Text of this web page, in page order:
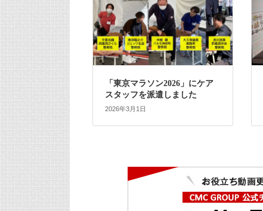
「東京マラソン2026」にケア
スタッフを派遣しました
2026年3月1日